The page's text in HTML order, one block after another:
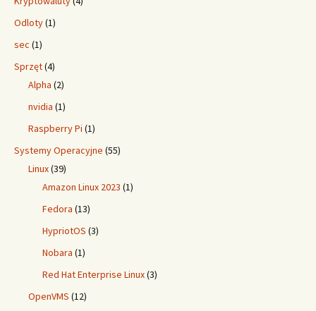
Odloty(1)
sec (1)
Sprzęt(4)
Alpha (2)
nvidia (1)
Raspberry Pi (1)
Systemy Operacyjne (55)
Linux(39)
Amazon Linux 2023 (1)
Fedora (13)
HypriotOS (3)
Nobara (1)
Red Hat Enterprise Linux(3)
OpenVMS (12)